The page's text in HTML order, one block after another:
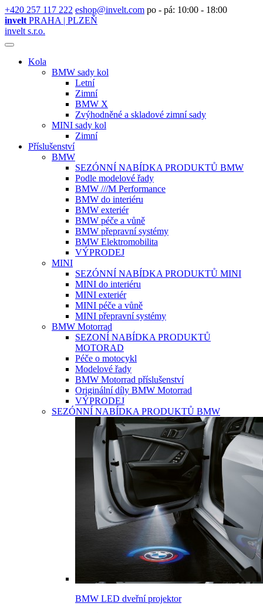
+420 257 117 222 eshop@invelt.com po - pá: 10:00 - 18:00
invelt PRAHA | PLZEŇ
invelt s.r.o.
Kola
BMW sady kol
Letní
Zimní
BMW X
Zvýhodněné a skladové zimní sady
MINI sady kol
Zimní
Příslušenství
BMW
SEZÓNNÍ NABÍDKA PRODUKTŮ BMW
Podle modelové řady
BMW ///M Performance
BMW do interiéru
BMW exteriér
BMW péče a vůně
BMW přepravní systémy
BMW Elektromobilita
VÝPRODEJ
MINI
SEZÓNNÍ NABÍDKA PRODUKTŮ MINI
MINI do interiéru
MINI exteriér
MINI péče a vůně
MINI přepravní systémy
BMW Motorrad
SEZONÍ NABÍDKA PRODUKTŮ
MOTORAD
Péče o motocykl
Modelové řady
BMW Motorrad příslušenství
Originální díly BMW Motorrad
VÝPRODEJ
SEZÓNNÍ NABÍDKA PRODUKTŮ BMW
BMW LED dveřní projektor